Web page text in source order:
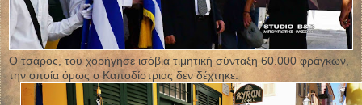
Ο τσάρος, του χορήγησε ισόβια τιμητική σύνταξη 60.000 φράγκων,
την οποία όμως ο Καποδίστριας δεν δέχτηκε.